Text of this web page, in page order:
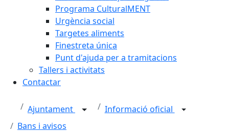
Programa CulturalMENT
Urgència social
Targetes aliments
Finestreta única
Punt d'ajuda per a tramitacions
Tallers i activitats
Contactar
Ajuntament
Informació oficial
Bans i avisos